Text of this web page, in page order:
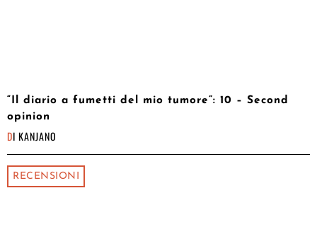
“Il diario a fumetti del mio tumore”: 10 – Second
opinion
DI KANJANO
RECENSIONI